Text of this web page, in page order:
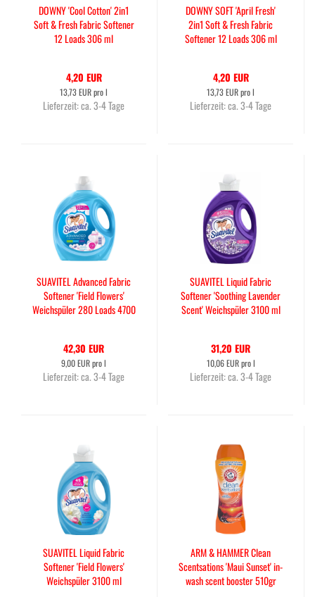
DOWNY 'Cool Cotton' 2in1
Soft & Fresh Fabric Softener
12 Loads 306 ml
4,20 EUR
13,73 EUR pro l
Lieferzeit:ca. 3-4 Tage
DOWNY SOFT 'April Fresh'
2in1 Soft & Fresh Fabric
Softener 12 Loads 306 ml
4,20 EUR
13,73 EUR pro l
Lieferzeit:ca. 3-4 Tage
SUAVITEL Advanced Fabric
Softener 'Field Flowers'
Weichspüler 280 Loads 4700
42,30 EUR
9,00 EUR pro l
Lieferzeit:ca. 3-4 Tage
SUAVITEL Liquid Fabric
Softener 'Soothing Lavender
Scent' Weichspüler 3100 ml
31,20 EUR
10,06 EUR pro l
Lieferzeit:ca. 3-4 Tage
SUAVITEL Liquid Fabric
Softener 'Field Flowers'
Weichspüler 3100 ml
ARM & HAMMER Clean
Scentsations 'Maui Sunset' in-
wash scent booster 510gr